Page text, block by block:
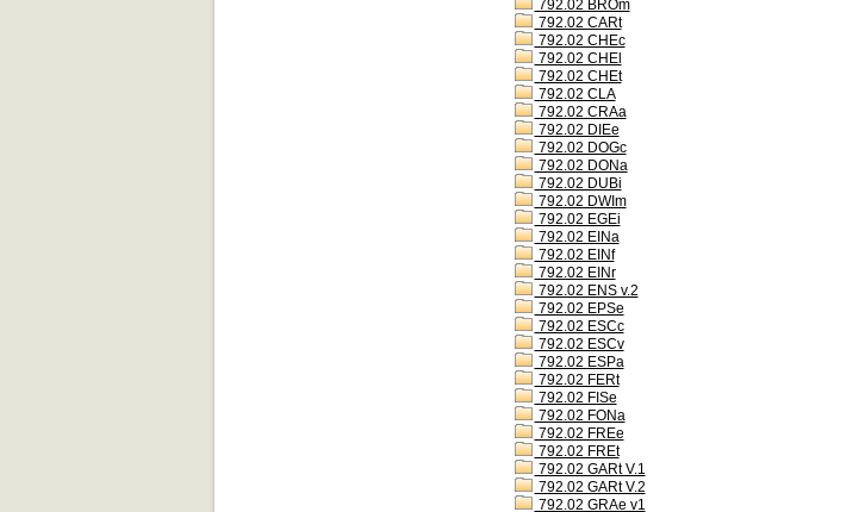
792.02 BROm
792.02 CARt
792.02 CHEc
792.02 CHEl
792.02 CHEt
792.02 CLA
792.02 CRAa
792.02 DIEe
792.02 DOGc
792.02 DONa
792.02 DUBi
792.02 DWIm
792.02 EGEi
792.02 EINa
792.02 EINf
792.02 EINr
792.02 ENS v.2
792.02 EPSe
792.02 ESCc
792.02 ESCv
792.02 ESPa
792.02 FERt
792.02 FISe
792.02 FONa
792.02 FREe
792.02 FREt
792.02 GARt V.1
792.02 GARt V.2
792.02 GRAe v1